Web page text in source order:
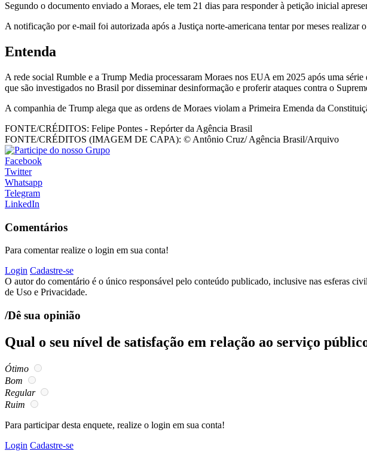
Segundo o documento enviado a Moraes, ele tem 21 dias para responder à petição inicial
A notificação por e-mail foi autorizada após a Justiça norte-americana tentar por meses
Entenda
A rede social Rumble e a Trump Media processaram Moraes nos EUA em 2025 após uma
que são investigados no Brasil por disseminar desinformação e proferir ataques contra o
A companhia de Trump alega que as ordens de Moraes violam a Primeira Emenda da
FONTE/CRÉDITOS: Felipe Pontes - Repórter da Agência Brasil
FONTE/CRÉDITOS (IMAGEM DE CAPA): © Antônio Cruz/ Agência Brasil/Arquivo
Facebook
Twitter
Whatsapp
Telegram
LinkedIn
Comentários
Para comentar realize o login em sua conta!
Login Cadastre-se
O autor do comentário é o único responsável pelo conteúdo publicado, inclusive nas esferas
de Uso e Privacidade.
/Dê sua opinião
Qual o seu nível de satisfação em relação ao serviço
Ótimo
Bom
Regular
Ruim
Para participar desta enquete, realize o login em sua conta!
Login Cadastre-se